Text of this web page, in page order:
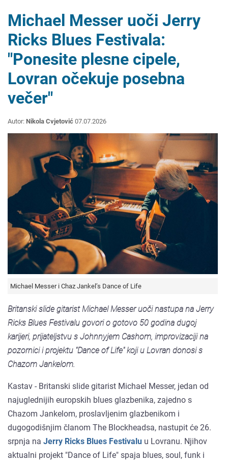
Michael Messer uoči Jerry
Ricks Blues Festivala:
"Ponesite plesne cipele,
Lovran očekuje posebna
večer"
Autor: Nikola Cvjetović 07.07.2026
Michael Messer i Chaz Jankel’s Dance of Life
Britanski slide gitarist Michael Messer uoči nastupa na Jerry
Ricks Blues Festivalu govori o gotovo 50 godina dugoj
karijeri, prijateljstvu s Johnnyjem Cashom, improvizaciji na
pozornici i projektu "Dance of Life" koji u Lovran donosi s
Chazom Jankelom.
Kastav - Britanski slide gitarist Michael Messer, jedan od
najuglednijih europskih blues glazbenika, zajedno s
Chazom Jankelom, proslavljenim glazbenikom i
dugogodišnjim članom The Blockheadsa, nastupit će 26.
srpnja na Jerry Ricks Blues Festivalu u Lovranu. Njihov
aktualni projekt "Dance of Life" spaja blues, soul, funk i